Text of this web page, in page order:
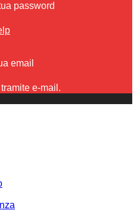
password
email
e-mail.